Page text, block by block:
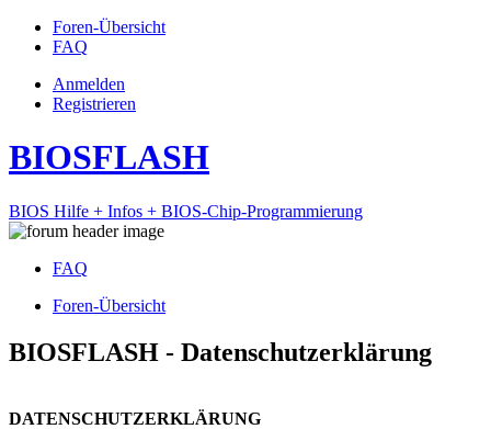
Foren-Übersicht
FAQ
Anmelden
Registrieren
BIOSFLASH
BIOS Hilfe + Infos + BIOS-Chip-Programmierung
FAQ
Foren-Übersicht
BIOSFLASH - Datenschutzerklärung
DATENSCHUTZERKLÄRUNG